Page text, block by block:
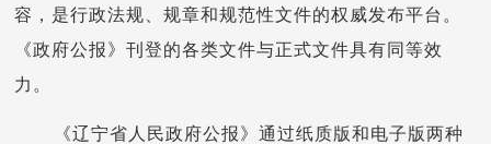
容，是行政法规、规章和规范性文件的权威发布平台。
《政府公报》刊登的各类文件与正式文件具有同等效
力。
《辽宁省人民政府公报》通过纸质版和电子版两种